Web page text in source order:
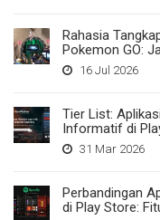
Rahasia
Pokemon GO:
16 Jul 2026
Tier List:
Informatif di
31 Mar 2026
Perbandingan
di Play Store: